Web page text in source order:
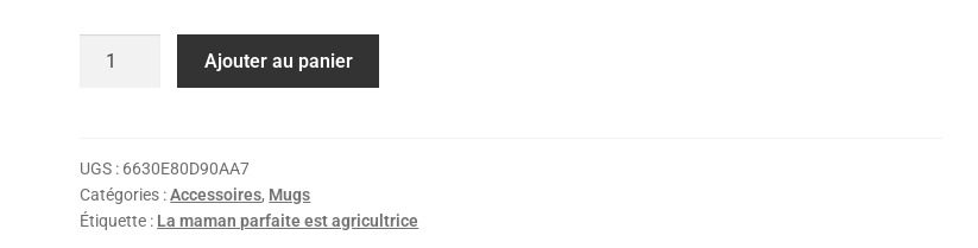
Ajouter au panier
UGS : 6630E80D90AA7
Catégories :Accessoires, Mugs
Étiquette : La maman parfaite est agricultrice